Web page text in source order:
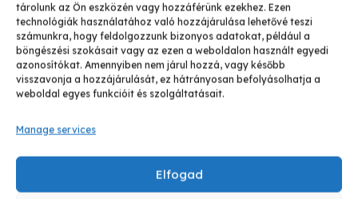
tárolunk az Ön eszközén vagy hozzáférünk ezekhez. Ezen
technológiák használatához való hozzájárulása lehetővé teszi
számunkra, hogy feldolgozzunk bizonyos adatokat, például a
böngészési szokásait vagy az ezen a weboldalon használt egyedi
azonosítókat. Amennyiben nem járul hozzá, vagy később
visszavonja a hozzájárulását, ez hátrányosan befolyásolhatja a
weboldal egyes funkcióit és szolgáltatásait.
Manage services
Elfogad